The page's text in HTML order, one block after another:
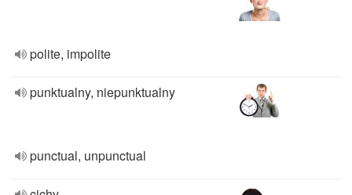
polite, impolite
punktualny, niepunktualny
punctual, unpunctual